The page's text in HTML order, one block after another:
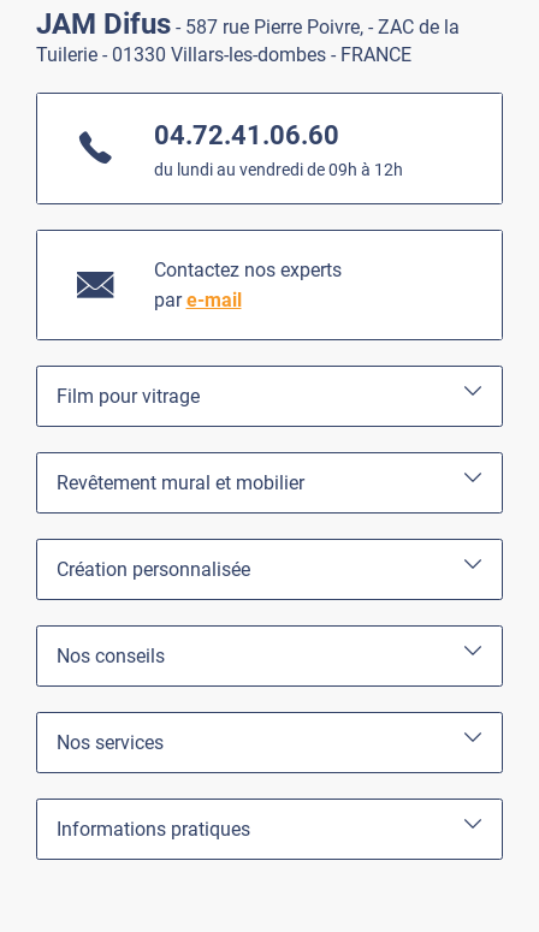
JAM Difus - 587 rue Pierre Poivre, - ZAC de la
Tuilerie - 01330 Villars-les-dombes - FRANCE
04.72.41.06.60
du lundi au vendredi de 09h à 12h
Contactez nos experts
pare-mail
Film pour vitrage
Revêtement mural et mobilier
Création personnalisée
Nos conseils
Nos services
Informations pratiques